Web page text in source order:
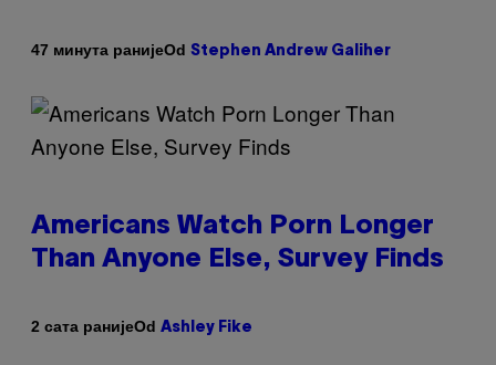
47 минута ранијеOd Stephen Andrew Galiher
Americans Watch Porn Longer
Than Anyone Else, Survey Finds
2 сата ранијеOd Ashley Fike